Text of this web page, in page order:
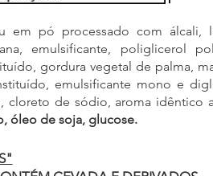
em pó processado com álcali,
emulsificante, poliglicerol
gordura vegetal de palma,
emulsificante mono e
cloreto de sódio, aroma idêntico
óleo de soja, glucose.